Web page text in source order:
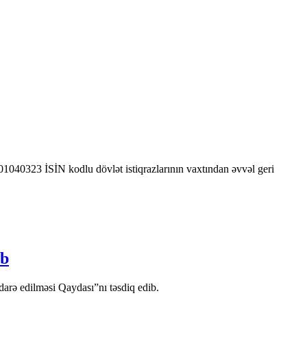
İSİN kodlu dövlət istiqrazlarının vaxtından əvvəl geri
edilməsi Qaydası”nı təsdiq edib.